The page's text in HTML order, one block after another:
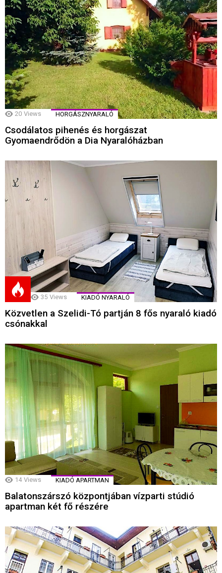
20 Views HORGÁSZNYARALÓ
Csodálatos pihenés és horgászat
Gyomaendrődön a Dia Nyaralóházban
35 Views KIADÓ NYARALÓ
Közvetlen a Szelidi-Tó partján 8 fős nyaraló kiadó
csónakkal
14 Views KIADÓ APARTMAN
Balatonszárszó központjában vízparti stúdió
apartman két fő részére